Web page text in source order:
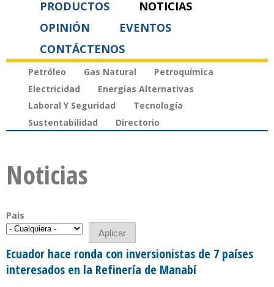
PRODUCTOS
NOTICIAS
OPINIÓN
EVENTOS
CONTÁCTENOS
Petróleo Gas Natural
Petroquímica
Electricidad
Energías Alternativas
Laboral Y Seguridad
Tecnología
Sustentabilidad
Directorio
Noticias
Pais
Ecuador hace ronda con inversionistas de 7 países
interesados en la Refinería de Manabí